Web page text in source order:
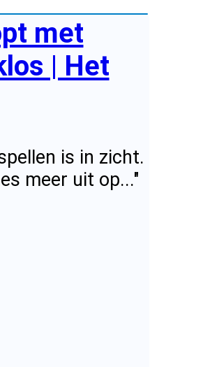
met
| Het
is in zicht.
meer uit op..."